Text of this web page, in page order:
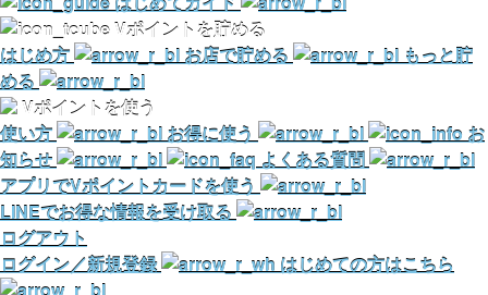
Vポイントを貯める
はじめ方
お店で貯める
もっと貯
める
Vポイントを使う
使い方
お得に使う
お
知らせ
よくある質問
アプリでVポイントカードを使う
LINEでお得な情報を受け取る
ログアウト
ログイン／新規登録
はじめての方はこちら